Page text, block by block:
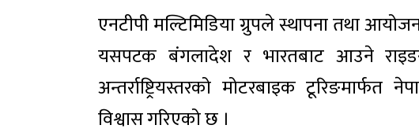
एनटीपी मल्टिमिडिया ग्रुपले स्थापना तथा
यसपटक बंगलादेश र भारतबाट आउने
अन्तर्राष्ट्रियस्तरको मोटरबाइक टूरिङमार्फत
विश्वास गरिएको छ ।